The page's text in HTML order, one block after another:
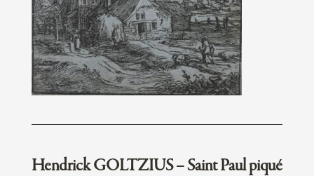
Hendrick GOLTZIUS – Saint Paul piqué